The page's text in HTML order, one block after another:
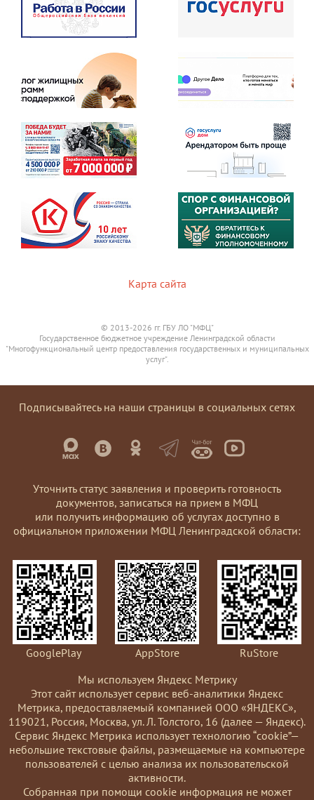
Карта сайта
© 2013-2026 гг. ГБУ ЛО "МФЦ"
Государственное бюджетное учреждение Ленинградской области
"Многофункциональный центр предоставления государственных и муниципальных
услуг".
Подписывайтесь на наши страницы в социальных сетях
Уточнить статус заявления и проверить готовность
документов, записаться на прием в МФЦ
или получить информацию об услугах доступно в
официальном приложении МФЦ Ленинградской области:
GooglePlay AppStore
RuStore
Мы используем Яндекс Метрику
Этот сайт использует сервис веб-аналитики Яндекс
Метрика, предоставляемый компанией ООО «ЯНДЕКС»,
119021, Россия, Москва, ул. Л. Толстого, 16 (далее — Яндекс).
Сервис Яндекс Метрика использует технологию “cookie”—
небольшие текстовые файлы, размещаемые на компьютере
пользователей с целью анализа их пользовательской
активности.
Coбранная при помощи cookie информация не может